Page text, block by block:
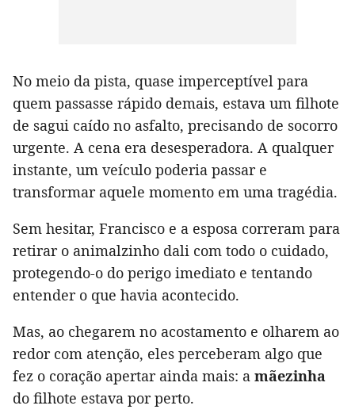
No meio da pista, quase imperceptível para
quem passasse rápido demais, estava um filhote
de sagui caído no asfalto, precisando de socorro
urgente. A cena era desesperadora. A qualquer
instante, um veículo poderia passar e
transformar aquele momento em uma tragédia.
Sem hesitar, Francisco e a esposa correram para
retirar o animalzinho dali com todo o cuidado,
protegendo-o do perigo imediato e tentando
entender o que havia acontecido.
Mas, ao chegarem no acostamento e olharem ao
redor com atenção, eles perceberam algo que
fez o coração apertar ainda mais: a mãezinha
do filhote estava por perto.